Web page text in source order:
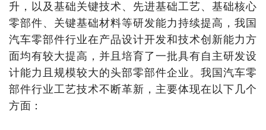
升，以及基础关键技术、先进基础工艺、基础核心
零部件、关键基础材料等研发能力持续提高，我国
汽车零部件行业在产品设计开发和技术创新能力方
面均有较大提高，并且培育了一批具有自主研发设
计能力且规模较大的头部零部件企业。我国汽车零
部件行业工艺技术不断革新，主要体现在以下几个
方面：